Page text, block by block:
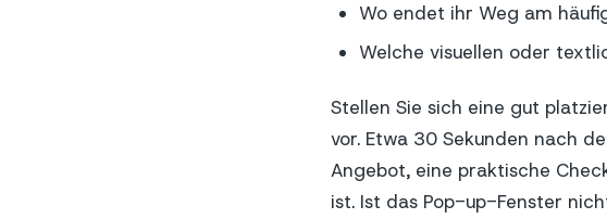
Wo endet ihr Weg am
Welche visuellen oder
Stellen Sie sich eine gut
vor. Etwa 30 Sekunden nach
Angebot, eine praktische
ist. Ist das Pop-up-Fenster